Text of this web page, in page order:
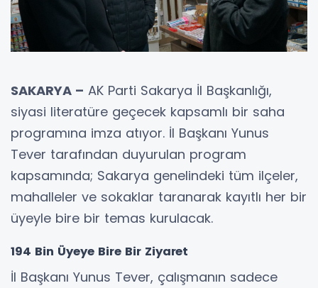
SAKARYA – AK Parti Sakarya İl Başkanlığı,
siyasi literatüre geçecek kapsamlı bir saha
programına imza atıyor. İl Başkanı Yunus
Tever tarafından duyurulan program
kapsamında; Sakarya genelindeki tüm ilçeler,
mahalleler ve sokaklar taranarak kayıtlı her bir
üyeyle bire bir temas kurulacak.
194 Bin Üyeye Bire Bir Ziyaret
İl Başkanı Yunus Tever, çalışmanın sadece